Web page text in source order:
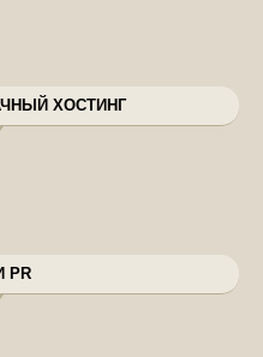
ХОСТИНГ
PR